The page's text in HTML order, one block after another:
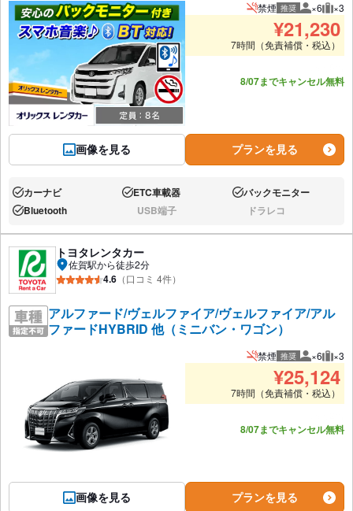
画像を見る
禁煙 推奨 推奨人数
×6 推
×3
¥21,230
7時間（免責補償・税込）
8/07までキャンセル無料
プランを見る
あり:カーナビ あり:ETC車載器 あり:バックモニター
あり:Bluetooth なし:USB端子 なし:ドラレコ
トヨタレンタカー
佐賀駅から徒歩2分
4.6 （口コミ 4件）
アルファード/ヴェルファイア/ヴェルファイア/アル
ファードHYBRID 他（ミニバン・ワゴン）
画像を見る
禁煙 推奨 推奨人数
×6 推
×3
¥25,124
7時間（免責補償・税込）
8/07までキャンセル無料
プランを見る